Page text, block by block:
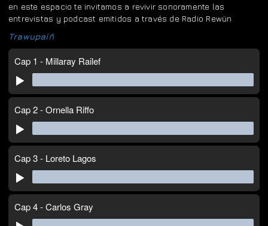
en este espacio te invitamos a revivir sonoramente las
entrevistas y podcast emitidos a través de Radio Rewün
Trawupaiñ